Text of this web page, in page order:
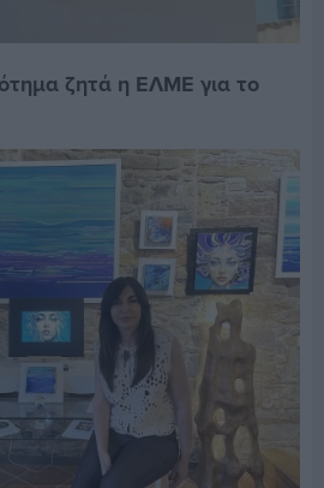
ζητά η ΕΛΜΕ για το